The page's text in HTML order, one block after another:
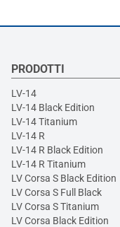
PRODOTTI
LV-14
LV-14 Black Edition
LV-14 Titanium
LV-14 R
LV-14 R Black Edition
LV-14 R Titanium
LV Corsa S Black Edition
LV Corsa S Full Black
LV Corsa S Titanium
LV Corsa Black Edition